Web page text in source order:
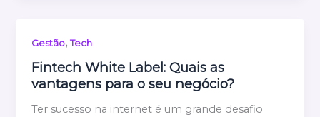
Gestão,Tech
Fintech White Label: Quais as
vantagens para o seu negócio?
Ter sucesso na internet é um grande desafio